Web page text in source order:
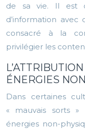
de sa vie. Il est
d’information
consacré à la
privilégier les
ÉNERGIES
Dans certaines
« mauvais sorts
énergies non-